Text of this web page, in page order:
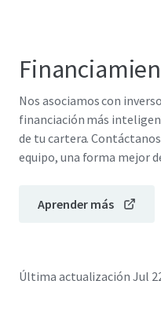
Nos asociamos con
financiación más
de tu cartera.
equipo, una forma mejor
Aprender más
Última actualización Jul